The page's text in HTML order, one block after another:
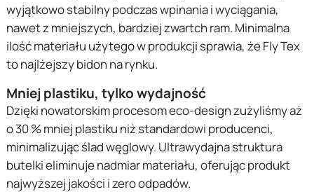
wyjątkowo stabilny podczas wpinania i wyciągania,
nawet z mniejszych, bardziej zwartch ram. Minimalna
ilość materiału użytego w produkcji sprawia, że Fly Tex
to najlżejszy bidon na rynku.
Mniej plastiku, tylko wydajność
Dzięki nowatorskim procesom eco-design zużyliśmy aż
o 30 % mniej plastiku niż standardowi producenci,
minimalizując ślad węglowy. Ultrawydajna struktura
butelki eliminuje nadmiar materiału, oferując produkt
najwyższej jakości i zero odpadów.